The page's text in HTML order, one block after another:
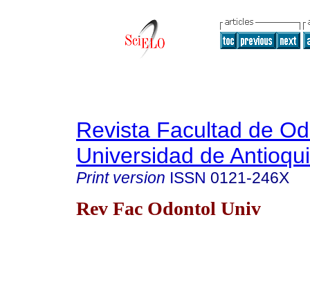
Revista Facultad de
Universidad de
Print version ISSN 0121-246X
Rev Fac Odontol Univ